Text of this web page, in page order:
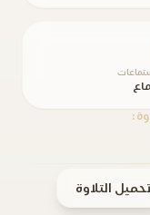
تحميل التلاوة